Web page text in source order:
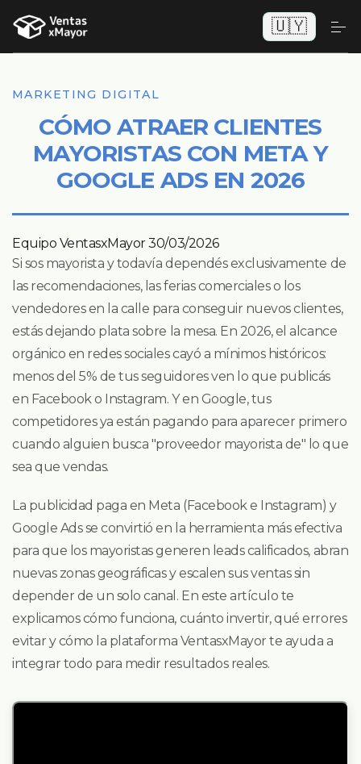
🇺🇾
MARKETING DIGITAL
CÓMO ATRAER CLIENTES
MAYORISTAS CON META Y
GOOGLE ADS EN 2026
Equipo VentasxMayor30/03/2026
Si sos mayorista y todavía dependés exclusivamente de
las recomendaciones, las ferias comerciales o los
vendedores en la calle para conseguir nuevos clientes,
estás dejando plata sobre la mesa. En 2026, el alcance
orgánico en redes sociales cayó a mínimos históricos:
menos del 5% de tus seguidores ven lo que publicás
en Facebook o Instagram. Y en Google, tus
competidores ya están pagando para aparecer primero
cuando alguien busca "proveedor mayorista de" lo que
sea que vendas.
La publicidad paga en Meta (Facebook e Instagram) y
Google Ads se convirtió en la herramienta más efectiva
para que los mayoristas generen leads calificados, abran
nuevas zonas geográficas y escalen sus ventas sin
depender de un solo canal. En este artículo te
explicamos cómo funciona, cuánto invertir, qué errores
evitar y cómo la plataforma VentasxMayor te ayuda a
integrar todo para medir resultados reales.